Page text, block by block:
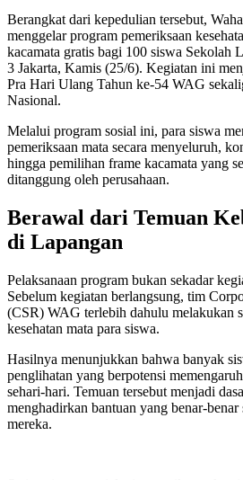
Berangkat dari kepedulian tersebut,
menggelar program pemeriksaan
kacamata gratis bagi 100 siswa Sekolah
3 Jakarta, Kamis (25/6). Kegiatan ini
Pra Hari Ulang Tahun ke-54 WAG
Nasional.
Melalui program sosial ini, para siswa
pemeriksaan mata secara menyeluruh,
hingga pemilihan frame kacamata yang
ditanggung oleh perusahaan.
Berawal dari Temuan
di Lapangan
Pelaksanaan program bukan sekadar
Sebelum kegiatan berlangsung, tim
(CSR) WAG terlebih dahulu melakukan
kesehatan mata para siswa.
Hasilnya menunjukkan bahwa banyak
penglihatan yang berpotensi
sehari-hari. Temuan tersebut menjadi
menghadirkan bantuan yang benar-benar
mereka.